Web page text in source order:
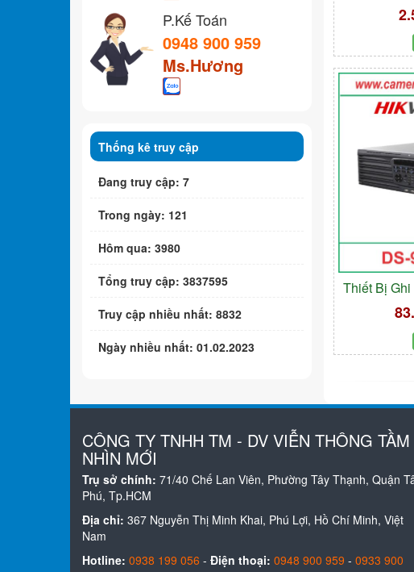
Thiết Bị
P.Kế Toán
0948 900 959
Ms.Hương
Thống kê truy cập
Đang truy cập: 7
Trong ngày: 121
Hôm qua: 3980
Tổng truy cập: 3837595
Truy cập nhiều nhất: 8832
Ngày nhiều nhất: 01.02.2023
CÔNG TY TNHH TM - DV VIỄN THÔNG TẦM
NHÌN MỚI
Trụ sở chính: 71/40 Chế Lan Viên, Phường Tây Thạnh, Quận
Phú, Tp.HCM
Địa chỉ: 367 Nguyễn Thị Minh Khai, Phú Lợi, Hồ Chí Minh, Việt
Nam
Hotline: 0938 199 056 - Điện thoại: 0948 900 959 - 0933 900